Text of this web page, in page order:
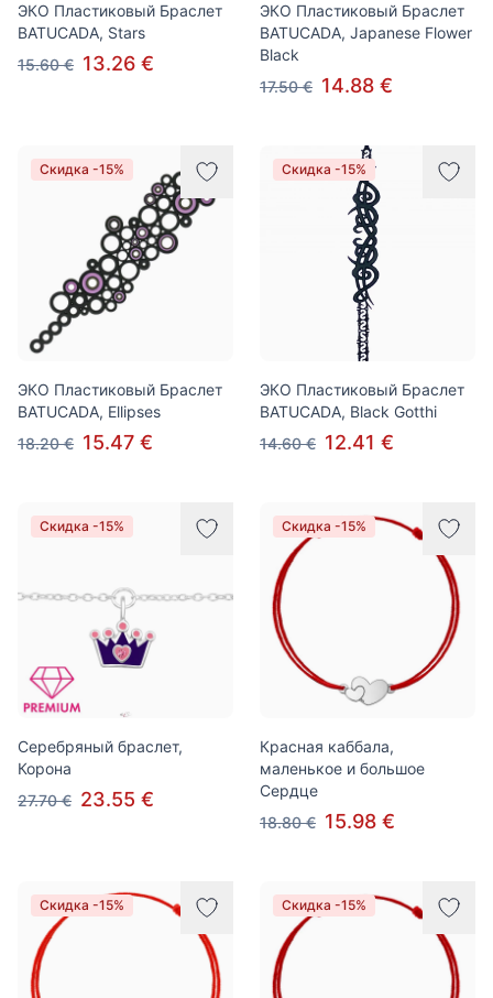
ЭКО Пластиковый Браслет
BATUCADA, Stars
15.60 € 13.26 €
ЭКО Пластиковый Браслет
BATUCADA, Japanese Flower
Black
17.50 € 14.88 €
Скидка -15%
ЭКО Пластиковый Браслет
BATUCADA, Ellipses
18.20 € 15.47 €
Скидка -15%
ЭКО Пластиковый Браслет
BATUCADA, Black Gotthi
14.60 € 12.41 €
Скидка -15%
Серебряный браслет,
Корона
27.70 € 23.55 €
Скидка -15%
Красная каббала,
маленькое и большое
Cердце
18.80 € 15.98 €
Скидка -15% Скидка -15%